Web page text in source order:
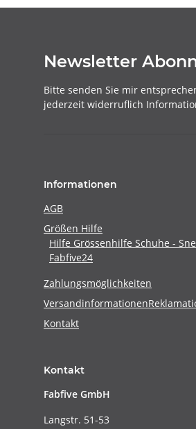
Newsletter
Bitte senden Sie mir
jederzeit widerruflich
Informationen
AGB
Größen Hilfe
Hilfe Grössenhilfe Schuhe -
Fabfive24
Zahlungsmöglichkeiten
Versandinformationen
Kontakt
Kontakt
Fabfive GmbH
Langstr. 51-53